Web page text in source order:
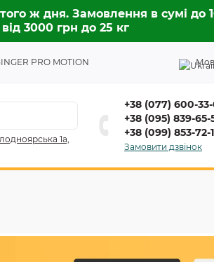
ж дня. Замовлення в сумі до
3000 грн до 25 кг
PRO MOTION
1а,
+38 (077) 600-
+38 (095) 839-65-
+38 (099) 853-72-
Замовити дзвінок